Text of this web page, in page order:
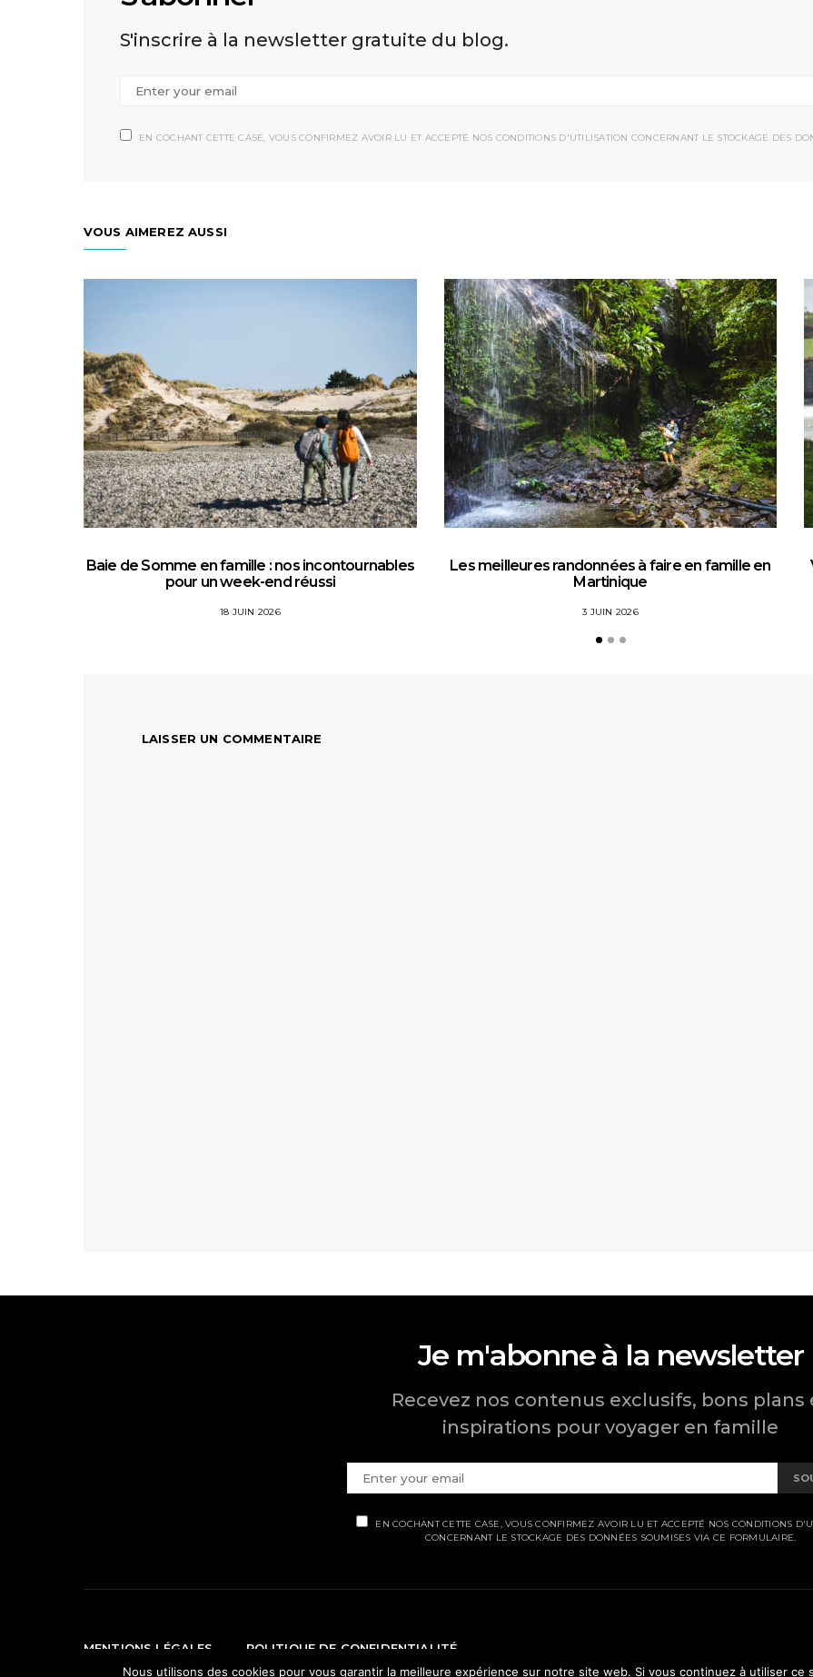
S'inscrire à la newsletter gratuite du blog.
EN COCHANT CETTE CASE, VOUS CONFIRMEZ AVOIR LU ET ACCEPTÉ NOS CONDITIONS D'UTILISATION CONCERNANT LE STOCKAGE DES
VOUS AIMEREZ AUSSI
Baie de Somme en famille : nos incontournables
pour un week-end réussi
18 JUIN 2026
Les meilleures randonnées à faire en famille en
Martinique
3 JUIN 2026
LAISSER UN COMMENTAIRE
Je m'abonne à la newsletter
Recevez nos contenus exclusifs, bons plans
inspirations pour voyager en famille
EN COCHANT CETTE CASE, VOUS CONFIRMEZ AVOIR LU ET ACCEPTÉ NOS CONDITIONS
CONCERNANT LE STOCKAGE DES DONNÉES SOUMISES VIA CE FORMULAIRE.
MENTIONS LÉGALES POLITIQUE DE CONFIDENTIALITÉ
Nous utilisons des cookies pour vous garantir la meilleure expérience sur notre site web. Si vous continuez à utiliser